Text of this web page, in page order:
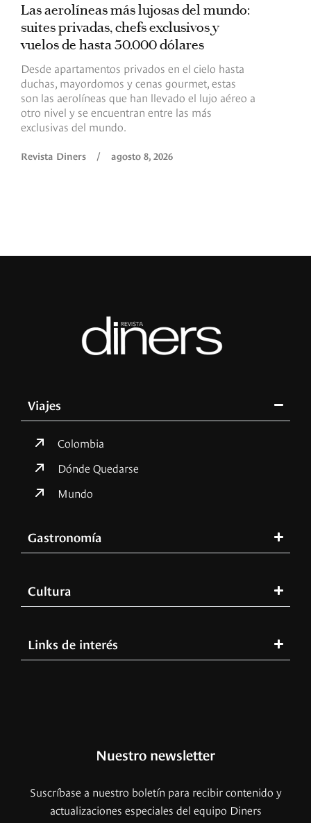
Las aerolíneas más lujosas del mundo:
suites privadas, chefs exclusivos y
vuelos de hasta 30.000 dólares
Desde apartamentos privados en el cielo hasta
duchas, mayordomos y cenas gourmet, estas
son las aerolíneas que han llevado el lujo aéreo a
otro nivel y se encuentran entre las más
exclusivas del mundo.
Revista Diners / agosto 8, 2026
Viajes
Colombia
Dónde Quedarse
Mundo
Gastronomía
Cultura
Links de interés
Nuestro newsletter
Suscríbase a nuestro boletín para recibir contenido y
actualizaciones especiales del equipo Diners